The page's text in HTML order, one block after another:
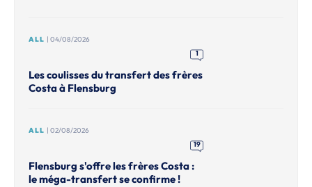
ALL | 04/08/2026
1
Les coulisses du transfert des frères
Costa à Flensburg
ALL | 02/08/2026
19
Flensburg s'offre les frères Costa :
le méga-transfert se confirme !